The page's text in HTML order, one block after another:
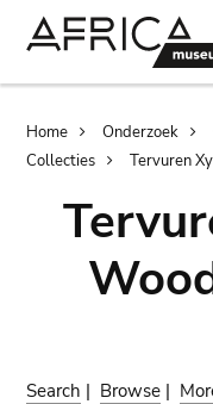
Home Onderzoek
Collecties
Tervuren
Search | Browse |